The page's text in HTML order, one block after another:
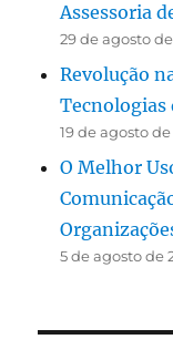
Assessoria
29 de agosto
Revolução
19 de agosto
O Melhor
5 de agosto de